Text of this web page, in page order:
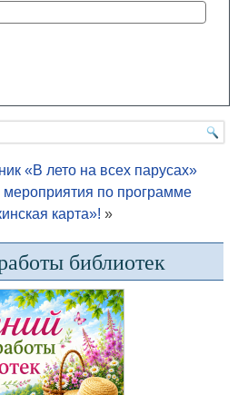
«В лето на всех парусах»
по программе
карта»! »
библиотек